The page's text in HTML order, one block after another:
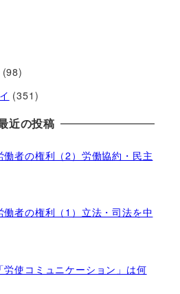
(98)
(351)
近の投稿
者の権利（2）労働協約・民主
者の権利（1）立法・司法を中
使コミュニケーション」は何